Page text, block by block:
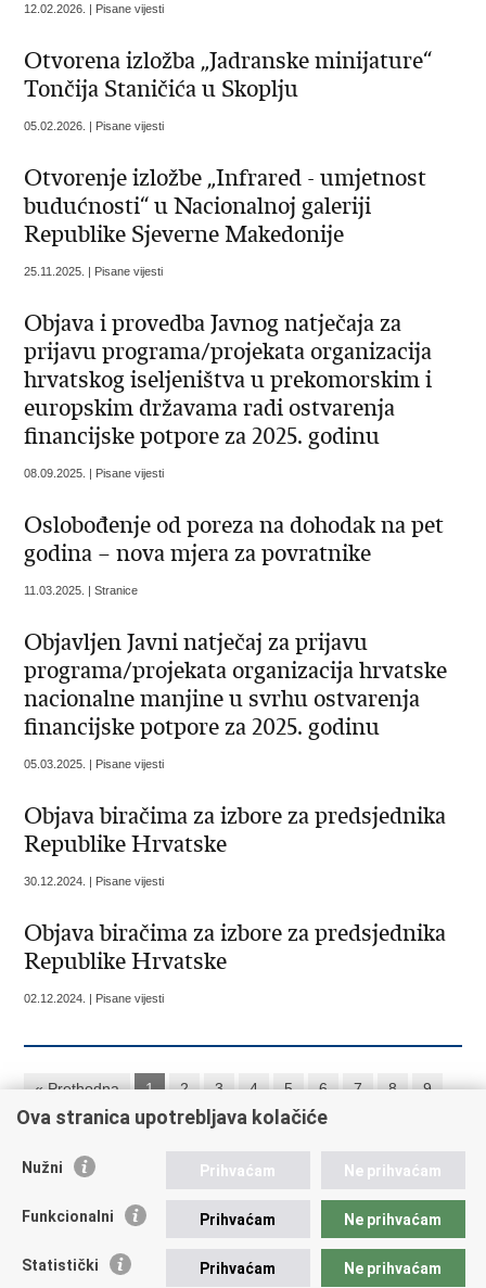
12.02.2026. | Pisane vijesti
Otvorena izložba „Jadranske minijature“
Tončija Staničića u Skoplju
05.02.2026. | Pisane vijesti
Otvorenje izložbe „Infrared - umjetnost
budućnosti“ u Nacionalnoj galeriji
Republike Sjeverne Makedonije
25.11.2025. | Pisane vijesti
Objava i provedba Javnog natječaja za
prijavu programa/projekata organizacija
hrvatskog iseljeništva u prekomorskim i
europskim državama radi ostvarenja
financijske potpore za 2025. godinu
08.09.2025. | Pisane vijesti
Oslobođenje od poreza na dohodak na pet
godina – nova mjera za povratnike
11.03.2025. | Stranice
Objavljen Javni natječaj za prijavu
programa/projekata organizacija hrvatske
nacionalne manjine u svrhu ostvarenja
financijske potpore za 2025. godinu
05.03.2025. | Pisane vijesti
Objava biračima za izbore za predsjednika
Republike Hrvatske
30.12.2024. | Pisane vijesti
Objava biračima za izbore za predsjednika
Republike Hrvatske
02.12.2024. | Pisane vijesti
« Prethodna 1 2 3 4 5 6 7 8
9
10
Sljedeća » »»
Republika Hrvatska
Trg N.Š. Zrinskog 7-8, 10000 Zagreb
Ova stranica upotrebljava kolačiće
Nužni Prihvaćam Ne prihvaćam
Funkcionalni Prihvaćam Ne prihvaćam
Statistički Prihvaćam Ne prihvaćam